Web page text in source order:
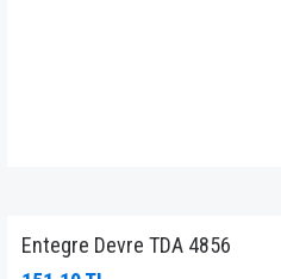
Entegre Devre TDA 4856